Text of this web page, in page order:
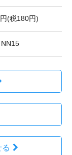
(税180円)
NN15